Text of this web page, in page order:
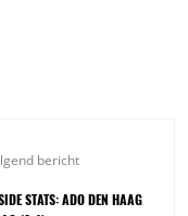
bericht
STATS: ADO DEN HAAG